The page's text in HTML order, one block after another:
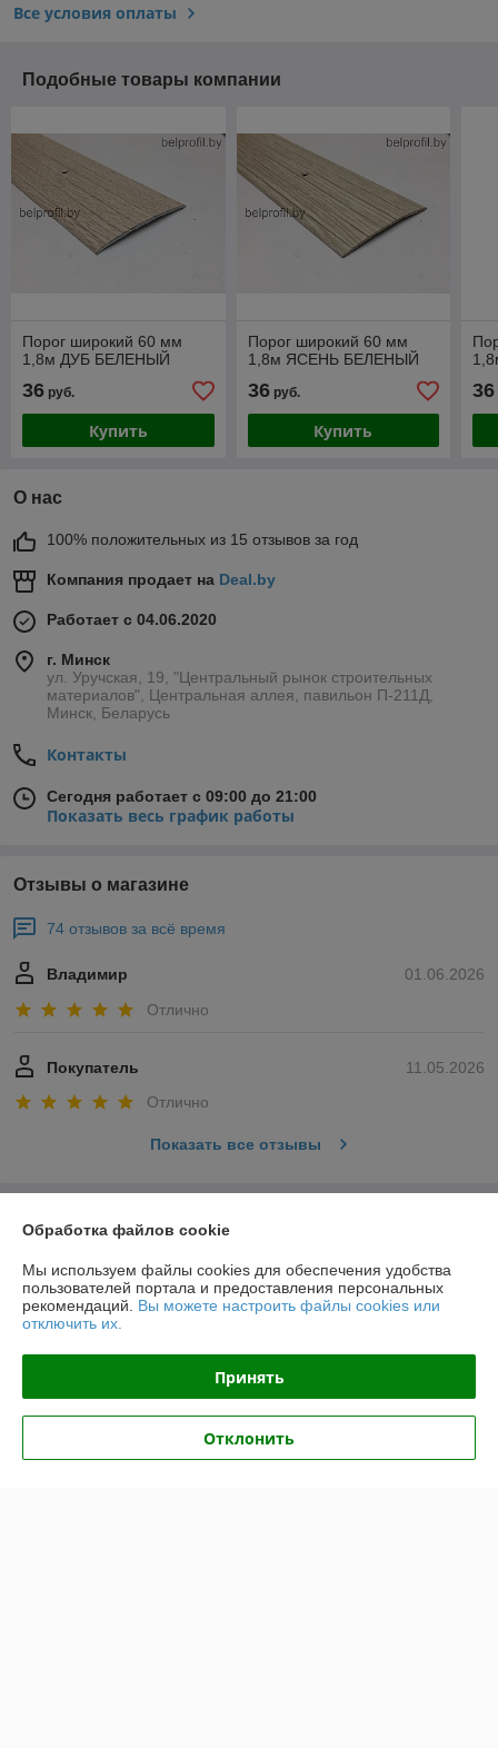
Все условия оплаты
Подобные товары компании
Порог широкий 60 мм
1,8м ДУБ БЕЛЕНЫЙ
36 руб.
Купить
Порог широкий 60 мм
1,8м ЯСЕНЬ БЕЛЕНЫЙ
36руб.
Купить
36
О нас
100% положительных из 15 отзывов за год
Компания продает на Deal.by
Работает с 04.06.2020
г. Минск
ул. Уручская, 19, "Центральный рынок строительных
материалов", Центральная аллея, павильон П-211Д,
Минск, Беларусь
Контакты
Сегодня работает с 09:00 до 21:00
Показать весь график работы
Отзывы о магазине
74 отзывов за всё время
01.06.2026
Владимир
Отлично
11.05.2026
Покупатель
Отлично
Показать все отзывы
Контакты
Доставка и оплата
Обработка файлов cookie
Мы используем файлы cookies для обеспечения удобства
пользователей портала и предоставления персональных
рекомендаций. Вы можете настроить файлы cookies или
отключить их.
Принять
Отклонить